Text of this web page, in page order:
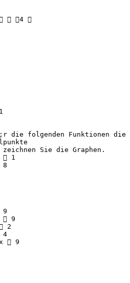
 4 
die folgenden Funktionen die
Sie die Graphen.
1
9
2
4
 9